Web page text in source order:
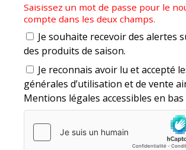
Saisissez un mot de passe pour le
compte dans les deux champs.
Je souhaite recevoir des alertes
des produits de saison.
Je reconnais avoir lu et accepté
générales d’utilisation et de vente
Mentions légales accessibles en bas